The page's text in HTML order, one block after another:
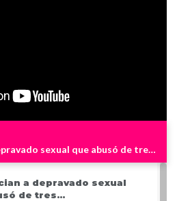
Sentencian a depravado sexual que abusó de tres niños en Westchester
a depravado sexual
de tres…